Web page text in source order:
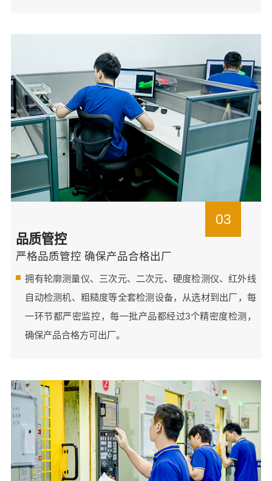
03
品质管控
严格品质管控 确保产品合格出厂
拥有轮廓测量仪、三次元、二次元、硬度检测仪、红外线
自动检测机、粗糙度等全套检测设备，从选材到出厂，每
一环节都严密监控，每一批产品都经过3个精密度检测，
确保产品合格方可出厂。